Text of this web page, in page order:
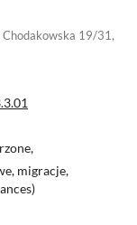
Chodakowska 19/31,
migracje,